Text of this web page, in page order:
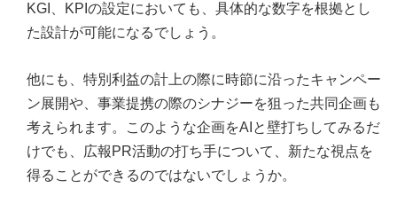
KGI、KPIの設定においても、具体的な数字を根拠とし
た設計が可能になるでしょう。
他にも、特別利益の計上の際に時節に沿ったキャンペー
ン展開や、事業提携の際のシナジーを狙った共同企画も
考えられます。このような企画をAIと壁打ちしてみるだ
けでも、広報PR活動の打ち手について、新たな視点を
得ることができるのではないでしょうか。